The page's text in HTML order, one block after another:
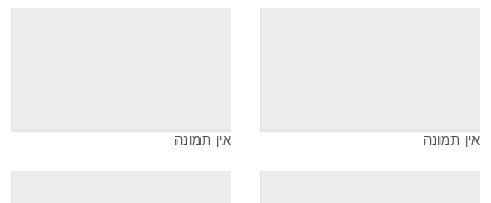
אין תמונה אין תמונה